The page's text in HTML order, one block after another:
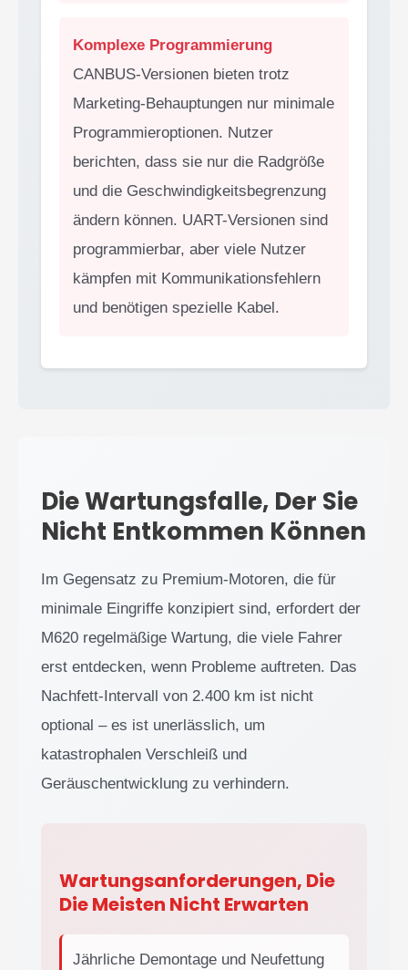
Komplexe Programmierung
CANBUS-Versionen bieten trotz
Marketing-Behauptungen nur minimale
Programmieroptionen. Nutzer
berichten, dass sie nur die Radgröße
und die Geschwindigkeitsbegrenzung
ändern können. UART-Versionen sind
programmierbar, aber viele Nutzer
kämpfen mit Kommunikationsfehlern
und benötigen spezielle Kabel.
Die Wartungsfalle, Der Sie
Nicht Entkommen Können
Im Gegensatz zu Premium-Motoren, die für
minimale Eingriffe konzipiert sind, erfordert der
M620 regelmäßige Wartung, die viele Fahrer
erst entdecken, wenn Probleme auftreten. Das
Nachfett-Intervall von 2.400 km ist nicht
optional – es ist unerlässlich, um
katastrophalen Verschleiß und
Geräuschentwicklung zu verhindern.
Wartungsanforderungen, Die
Die Meisten Nicht Erwarten
Jährliche Demontage und Neufettung